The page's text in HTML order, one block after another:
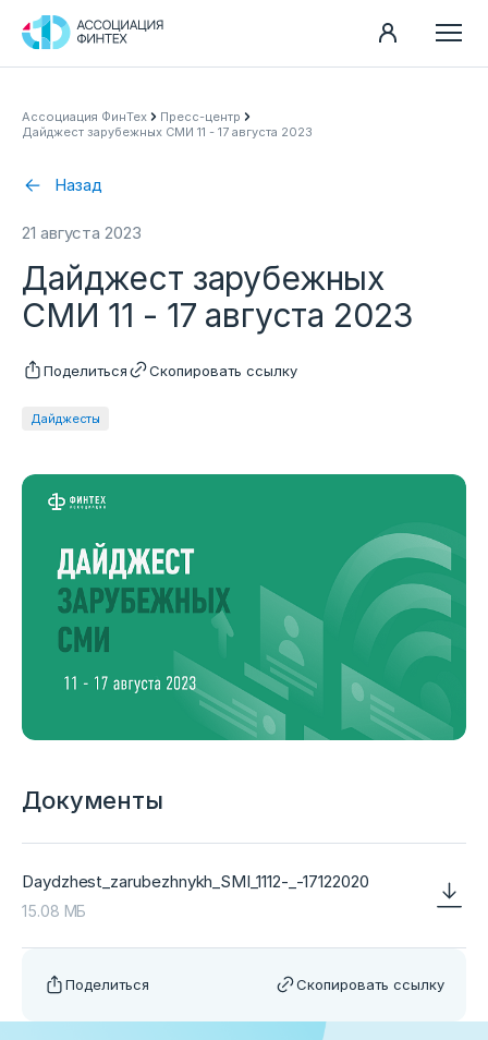
Ассоциация
Пресс-центр
Карьера
Контакты
Документы
Ассоциация ФинТех
Пресс-центр
Дайджест зарубежных СМИ 11 - 17 августа 2023
Назад
21 августа 2023
Дайджесты
Дайджест зарубежных
СМИ 11 - 17 августа 2023
Поделиться Скопировать ссылку
Документы
Daydzhest_zarubezhnykh_SMI_1112-_-17122020
15.08 МБ
Поделиться Скопировать ссылку